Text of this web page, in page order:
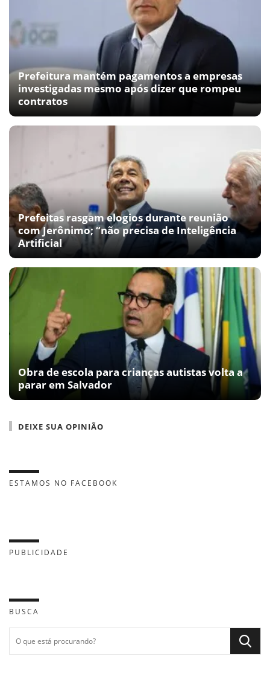
Prefeitura mantém pagamentos a empresas
investigadas mesmo após dizer que rompeu
contratos
Prefeitas rasgam elogios durante reunião
com Jerônimo; “não precisa de Inteligência
Artificial
Obra de escola para crianças autistas volta a
parar em Salvador
DEIXE SUA OPINIÃO
ESTAMOS NO FACEBOOK
PUBLICIDADE
BUSCA